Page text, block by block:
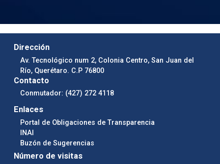
Dirección
Av. Tecnológico num 2, Colonia Centro, San Juan del
Río, Querétaro. C.P 76800
Contacto
Conmutador: (427) 272 4118
Enlaces
Portal de Obligaciones de Transparencia
INAI
Buzón de Sugerencias
Número de visitas